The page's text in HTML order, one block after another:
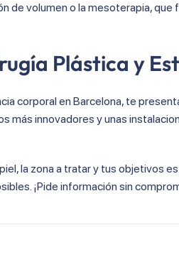
de volumen o la mesoterapia, que
Plástica y
corporal en Barcelona, te
más innovadores y unas
la zona a tratar y tus objetivos
¡Pide información sin